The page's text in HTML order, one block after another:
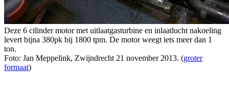
Deze 6 cilinder motor met uitlaatgasturbine en inlaatlucht nakoeling
levert bijna 380pk bij 1800 tpm. De motor weegt iets meer dan 1
ton.
Foto: Jan Meppelink, Zwijndrecht 21 november 2013. (groter
formaat)